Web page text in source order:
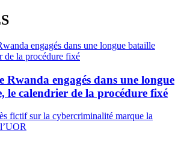
Rwanda engagés dans une longue
le calendrier de la procédure fixé